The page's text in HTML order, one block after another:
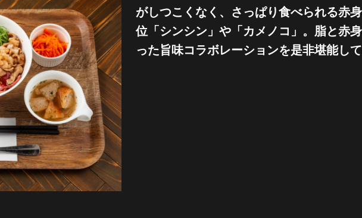
がしつこくなく、さっぱり食べられる赤
位「シンシン」や「カメノコ」。脂と赤
った旨味コラボレーションを是非堪能して